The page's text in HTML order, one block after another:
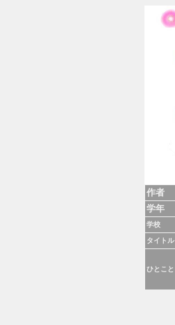
作者
学年
学校
タイトル
ひとこと